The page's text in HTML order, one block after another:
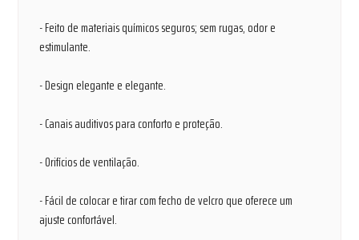
- Feito de materiais químicos seguros; sem rugas, odor e
estimulante.
- Design elegante e elegante.
- Canais auditivos para conforto e proteção.
- Orifícios de ventilação.
- Fácil de colocar e tirar com fecho de velcro que oferece um
ajuste confortável.